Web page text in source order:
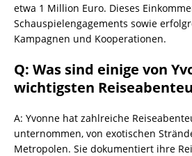
etwa 1 Million Euro. Dieses
Schauspielengagements sowie
Kampagnen und Kooperationen.
Q: Was sind einige von
wichtigsten
A: Yvonne hat zahlreiche
unternommen, von exotischen
Metropolen. Sie dokumentiert ihre